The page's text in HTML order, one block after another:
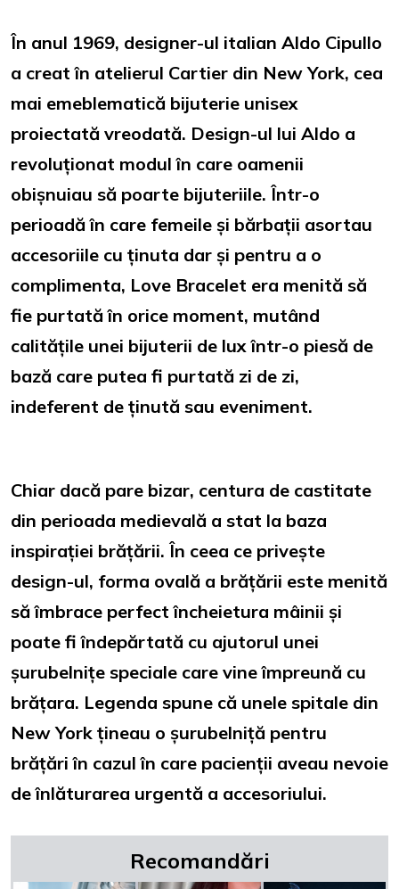
În anul 1969, designer-ul italian Aldo Cipullo
a creat în atelierul Cartier din New York, cea
mai emeblematică bijuterie unisex
proiectată vreodată. Design-ul lui Aldo a
revoluționat modul în care oamenii
obișnuiau să poarte bijuteriile. Într-o
perioadă în care femeile și bărbații asortau
accesoriile cu ținuta dar și pentru a o
complimenta, Love Bracelet era menită să
fie purtată în orice moment, mutând
calitățile unei bijuterii de lux într-o piesă de
bază care putea fi purtată zi de zi,
indeferent de ținută sau eveniment.
Chiar dacă pare bizar, centura de castitate
din perioada medievală a stat la baza
inspirației brățării. În ceea ce privește
design-ul, forma ovală a brățării este menită
să îmbrace perfect încheietura mâinii și
poate fi îndepărtată cu ajutorul unei
șurubelnițe speciale care vine împreună cu
brățara. Legenda spune că unele spitale din
New York țineau o șurubelniță pentru
brățări în cazul în care pacienții aveau nevoie
de înlăturarea urgentă a accesoriului.
Recomandări